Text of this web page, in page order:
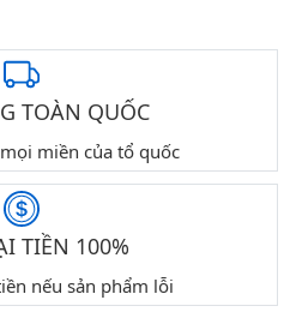
TOÀN QUỐC
miền của tổ quốc
TIỀN 100%
nếu sản phẩm lỗi